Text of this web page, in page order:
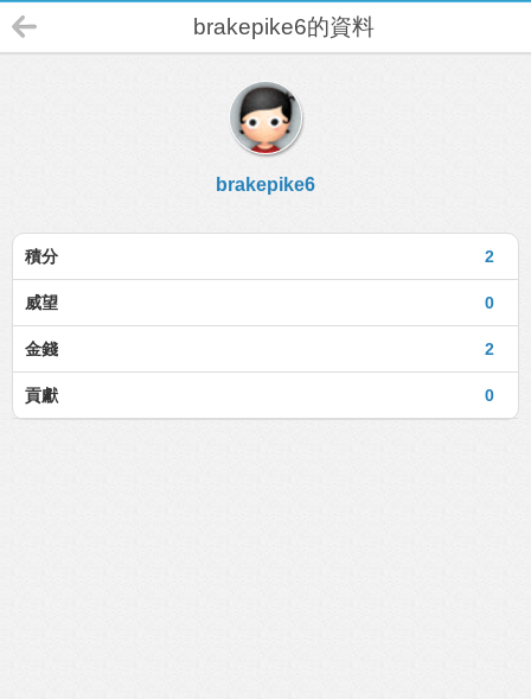
brakepike6的資料
brakepike6
2
積分
0
威望
2
金錢
0
貢獻